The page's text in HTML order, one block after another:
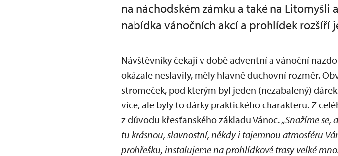
na náchodském zámku a také na Litomyšli
nabídka vánočních akcí a prohlídek rozšíří
Návštěvníky čekají v době adventní a vánoční
okázale neslavily, měly hlavně duchovní rozměr.
stromeček, pod kterým byl jeden (nezabalený)
více, ale byly to dárky praktického charakteru. Z
z důvodu křesťanského základu Vánoc.„Snažíme
tu krásnou, slavnostní, někdy i tajemnou atmosféru
prohřešku, instalujeme na prohlídkové trasy velké